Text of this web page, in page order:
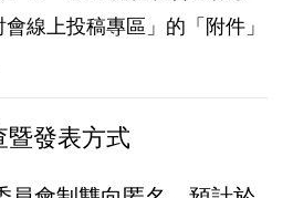
線上投稿專區」的「附件」
暨發表方式